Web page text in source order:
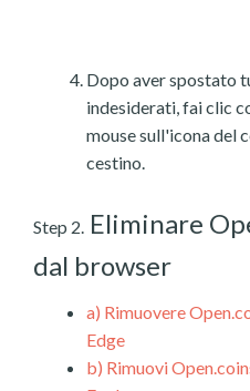
Dopo aver spostato
indesiderati, fai clic
mouse sull'icona del
cestino.
Step 2. Eliminare
dal browser
a) Rimuovere
Edge
b) Rimuovi